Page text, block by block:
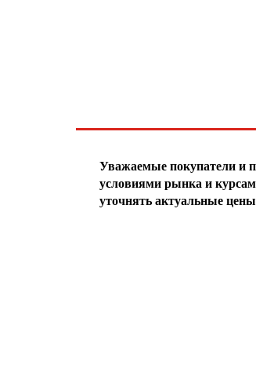
Уважаемые покупатели и
условиями рынка и
уточнять актуальные